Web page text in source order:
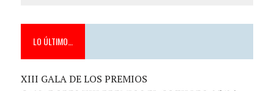
LO ÚLTIMO…
XIII GALA DE LOS PREMIOS